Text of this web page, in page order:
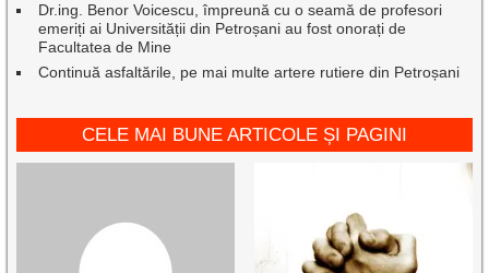
Dr.ing. Benor Voicescu, împreună cu o seamă de profesori
emeriți ai Universității din Petroșani au fost onorați de
Facultatea de Mine
Continuă asfaltările, pe mai multe artere rutiere din Petroșani
CELE MAI BUNE ARTICOLE ȘI PAGINI